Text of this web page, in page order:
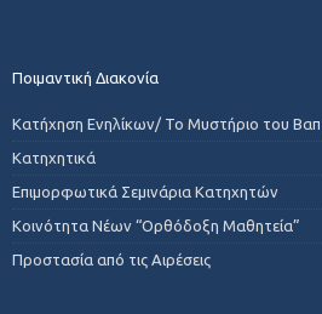
Ποιμαντική Διακονία
Κατήχηση Ενηλίκων/ Το Μυστήριο του
Κατηχητικά
Επιμορφωτικά Σεμινάρια Κατηχητών
Κοινότητα Νέων “Ορθόδοξη Μαθητεία”
Προστασία από τις Αιρέσεις